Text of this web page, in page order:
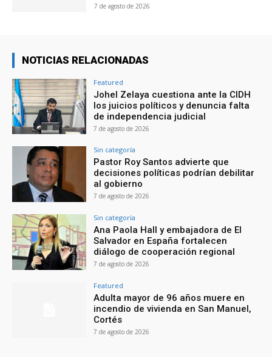
7 de agosto de 2026
NOTICIAS RELACIONADAS
Featured
Johel Zelaya cuestiona ante la CIDH
los juicios políticos y denuncia falta
de independencia judicial
7 de agosto de 2026
Sin categoría
Pastor Roy Santos advierte que
decisiones políticas podrían debilitar
al gobierno
7 de agosto de 2026
Sin categoría
Ana Paola Hall y embajadora de El
Salvador en España fortalecen
diálogo de cooperación regional
7 de agosto de 2026
Featured
Adulta mayor de 96 años muere en
incendio de vivienda en San Manuel,
Cortés
7 de agosto de 2026